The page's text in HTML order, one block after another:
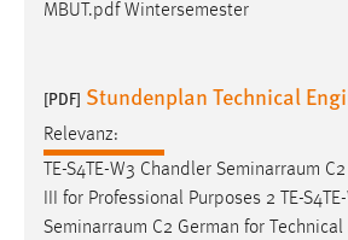
MBUT.pdf Wintersemester
[PDF] Stundenplan Technical
Relevanz:
TE-S4TE-W3 Chandler Seminarraum
III for Professional Purposes 2 TE-
Seminarraum C2 German for Technical